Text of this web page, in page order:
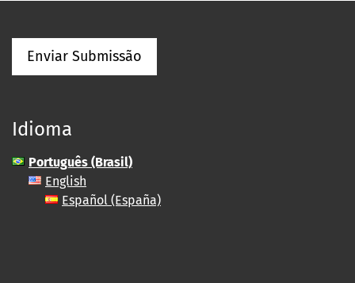
Enviar Submissão
Idioma
Português (Brasil)
English
Español (España)